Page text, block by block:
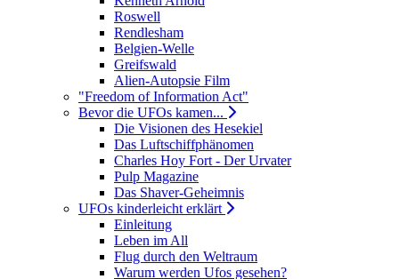
Roswell
Rendlesham
Belgien-Welle
Greifswald
Alien-Autopsie Film
"Freedom of Information Act"
Bevor die UFOs kamen...
Die Visionen des Hesekiel
Das Luftschiffphänomen
Charles Hoy Fort - Der Urvater
Pulp Magazine
Das Shaver-Geheimnis
UFOs kinderleicht erklärt
Einleitung
Leben im All
Flug durch den Weltraum
Warum werden Ufos gesehen?